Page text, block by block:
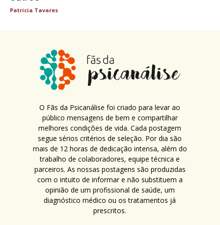
Patricia Tavares
O Fãs da Psicanálise foi criado para levar ao
público mensagens de bem e compartilhar
melhores condições de vida. Cada postagem
segue sérios critérios de seleção. Por dia são
mais de 12 horas de dedicação intensa, além do
trabalho de colaboradores, equipe técnica e
parceiros. As nossas postagens são produzidas
com o intuito de informar e não substituem a
opinião de um profissional de saúde, um
diagnóstico médico ou os tratamentos já
prescritos.